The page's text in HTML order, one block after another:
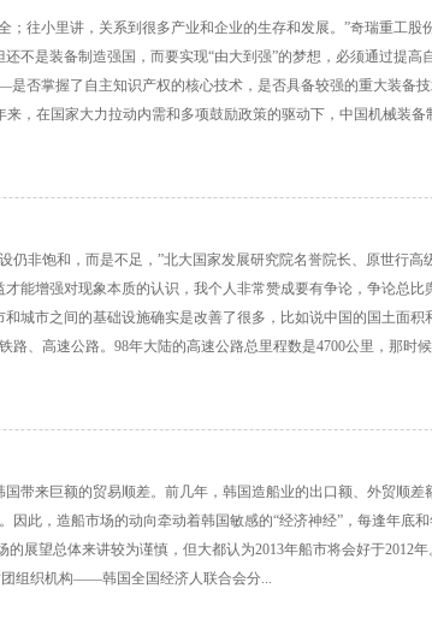
往小里讲，关系到很多产业和企业的生存和发展。”奇瑞重工
不是装备制造强国，而要实现“由大到强”的梦想，必须通过
否掌握了自主知识产权的核心技术，是否具备较强的重大装备
在国家大力拉动内需和多项鼓励政策的驱动下，中国机械装备
仍非饱和，而是不足，”北大国家发展研究院名誉院长、原世
增强对现象本质的认识，我个人非常赞成要有争论，争论总比
城市之间的基础设施确实是改善了很多，比如说中国的国土面
路、高速公路。98年大陆的高速公路总里程数是4700公里，
带来巨额的贸易顺差。前几年，韩国造船业的出口额、外贸顺
此，造船市场的动向牵动着韩国敏感的“经济神经”，每逢年底
总体来讲较为谨慎，但大都认为2013年船市将会好于2012年
团组织机构——韩国全国经济人联合会分...